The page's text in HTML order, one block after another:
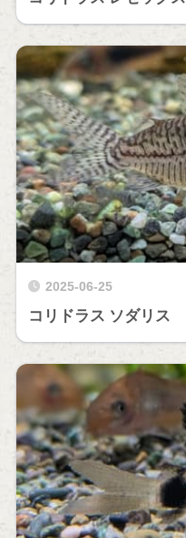
2025-06-25
コリドラス ソダリス